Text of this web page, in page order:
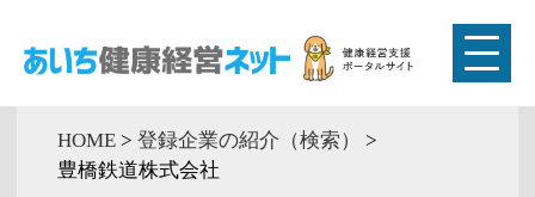
HOME > 登録企業の紹介（検索）
>
豊橋鉄道株式会社